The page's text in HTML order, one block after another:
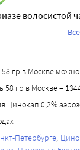
волосистой
гр в Москве
гр в Москве –
0,2%
Петербурге